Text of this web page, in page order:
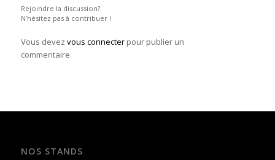
Rejoindre la discussion?
N’hésitez pas à contribuer !
Vous devez vous connecterpour publier un
commentaire.
NOS STANDS